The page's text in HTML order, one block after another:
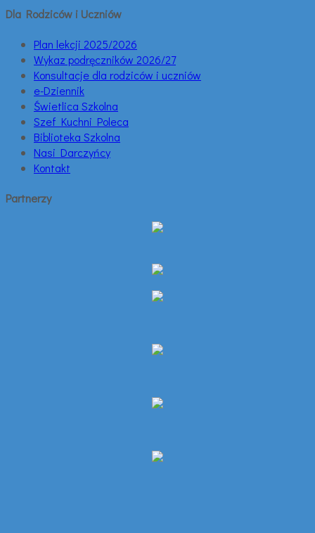
Dla Rodziców i Uczniów
Plan lekcji 2025/2026
Wykaz podręczników 2026/27
Konsultacje dla rodziców i uczniów
e-Dziennik
Świetlica Szkolna
Szef Kuchni Poleca
Biblioteka Szkolna
Nasi Darczyńcy
Kontakt
Partnerzy